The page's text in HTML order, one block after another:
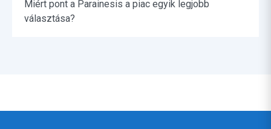
Miért pont a Parainesis a piac egyik legjobb
választása?